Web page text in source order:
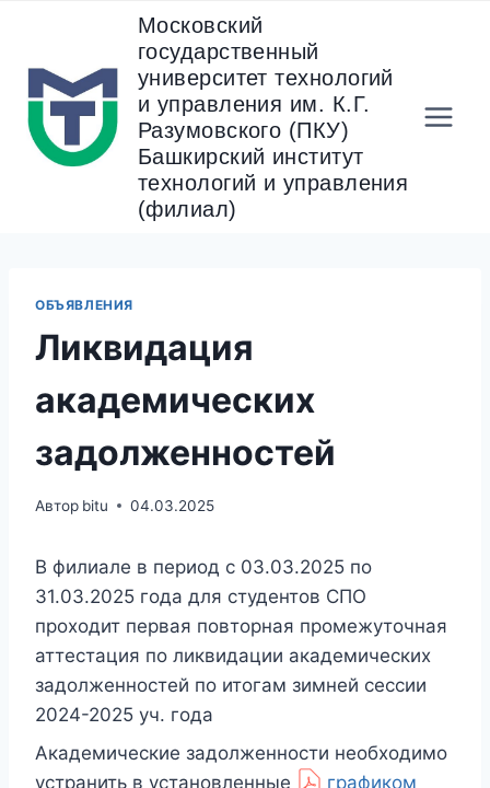
содержанию
Московский
государственный
университет технологий
и управления им. К.Г.
Разумовского (ПКУ)
Башкирский институт
технологий и управления
(филиал)
ОБЪЯВЛЕНИЯ
Ликвидация
академических
задолженностей
Автор bitu 04.03.2025
В филиале в период с 03.03.2025 по
31.03.2025 года для студентов СПО
проходит первая повторная промежуточная
аттестация по ликвидации академических
задолженностей по итогам зимней сессии
2024-2025 уч. года
Академические задолженности необходимо
устранить в установленные
графиком